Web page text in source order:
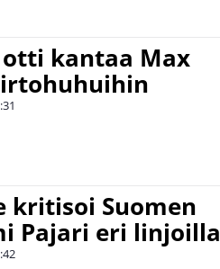
kantaa Max
kritisoi Suomen
Pajari eri linjoilla